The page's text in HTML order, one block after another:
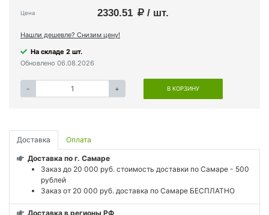
Цена 2330.51 / шт.
Нашли дешевле? Снизим цену!
На складе 2 шт.
Обновлено 06.08.2026
- + В КОРЗИНУ
Доставка Оплата
Доставка по г. Самаре
Заказ до 20 000 руб. стоимость доставки по Самаре - 500
рублей
Заказ от 20 000 руб. доставка по Самаре БЕСПЛАТНО
Доставка в регионы РФ